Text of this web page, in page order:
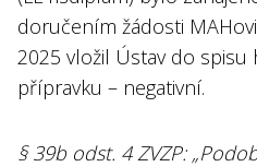
doručením žádosti MAHovi
2025 vložil Ústav do
přípravku – negativní.
§ 39b odst. 4 ZVZP: